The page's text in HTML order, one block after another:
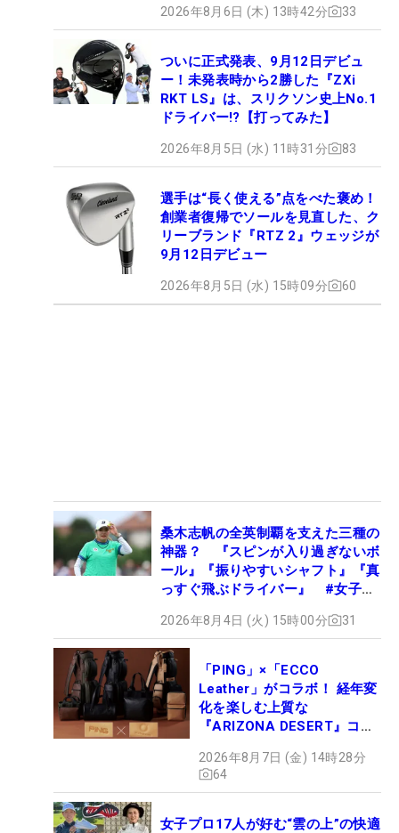
2026年8月6日 (木) 13時42分 33
ついに正式発表、9月12日デビュ
ー！未発表時から2勝した『ZXi
RKT LS』は、スリクソン史上No.1
ドライバー!?【打ってみた】
2026年8月5日 (水) 11時31分 83
選手は“長く使える”点をべた褒め！
創業者復帰でソールを見直した、ク
リーブランド『RTZ 2』ウェッジが
9月12日デビュー
2026年8月5日 (水) 15時09分 60
桑木志帆の全英制覇を支えた三種の
神器？ 『スピンが入り過ぎないボ
ール』『振りやすいシャフト』『真
っすぐ飛ぶドライバー』 #女子プ
2026年8月4日 (火) 15時00分 31
「PING」×「ECCO
Leather」がコラボ！ 経年変
化を楽しむ上質な
『ARIZONA DESERT』コレ
ュー
2026年8月7日 (金) 14時28分
64
女子プロ17人が好む“雲の上”の快適